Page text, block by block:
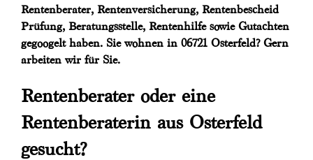
Rentenberater, Rentenversicherung, Rentenbescheid
Prüfung, Beratungsstelle, Rentenhilfe sowie Gutachten
gegoogelt haben. Sie wohnen in 06721 Osterfeld? Gern
arbeiten wir für Sie.
Rentenberater oder eine
Rentenberaterin aus Osterfeld
gesucht?